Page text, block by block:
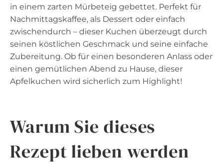
in einem zarten Mürbeteig gebettet. Perfekt für
Nachmittagskaffee, als Dessert oder einfach
zwischendurch – dieser Kuchen überzeugt durch
seinen köstlichen Geschmack und seine einfache
Zubereitung. Ob für einen besonderen Anlass oder
einen gemütlichen Abend zu Hause, dieser
Apfelkuchen wird sicherlich zum Highlight!
Warum Sie dieses
Rezept lieben werden